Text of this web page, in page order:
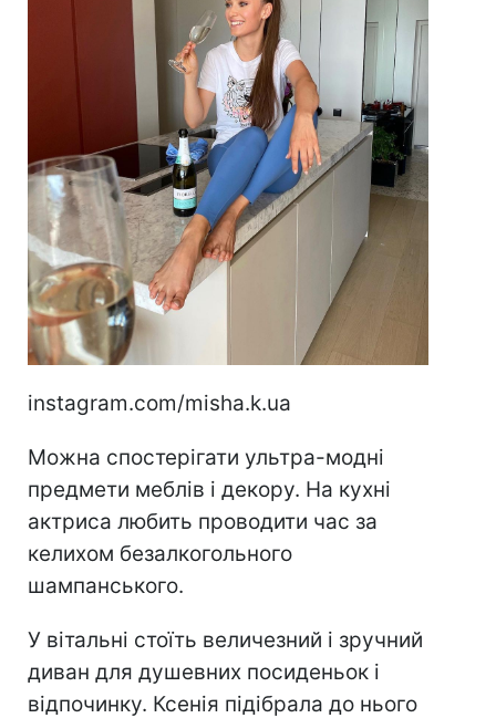
instagram.com/misha.k.ua
Можна спостерігати ультра-модні
предмети меблів і декору. На кухні
актриса любить проводити час за
келихом безалкогольного
шампанського.
У вітальні стоїть величезний і зручний
диван для душевних посиденьок і
відпочинку. Ксенія підібрала до нього